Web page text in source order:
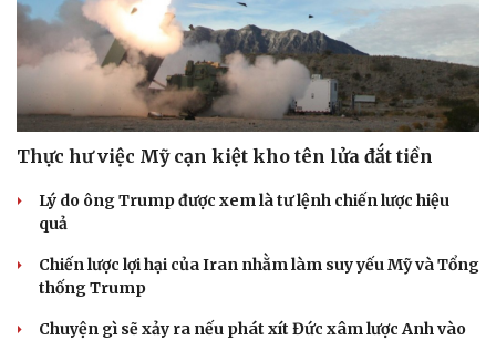
Thực hư việc Mỹ cạn kiệt kho tên lửa đắt tiền
Lý do ông Trump được xem là tư lệnh chiến lược hiệu
quả
Chiến lược lợi hại của Iran nhằm làm suy yếu Mỹ và Tổng
thống Trump
Chuyện gì sẽ xảy ra nếu phát xít Đức xâm lược Anh vào